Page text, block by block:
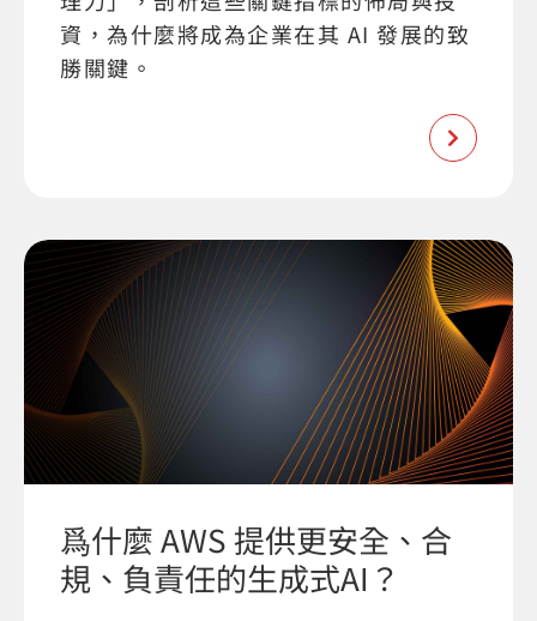
資，為什麼將成為企業在其 AI 發展的致
勝關鍵。
爲什麼 AWS 提供更安全、合
規、負責任的生成式AI？